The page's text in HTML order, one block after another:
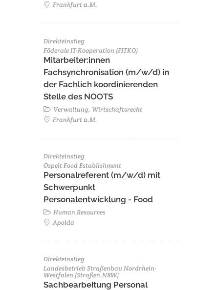
Frankfurt a.M.
Direkteinstieg
Föderale IT-Kooperation (FITKO)
Mitarbeiter:innen
Fachsynchronisation (m/w/d) in
der Fachlich koordinierenden
Stelle des NOOTS
Verwaltung, Wirtschaftsrecht
Frankfurt a.M.
Direkteinstieg
Ospelt Food Establishment
Personalreferent (m/w/d) mit
Schwerpunkt
Personalentwicklung - Food
Human Resources
Apolda
Direkteinstieg
Landesbetrieb Straßenbau Nordrhein-
Westfalen (Straßen.NRW)
Sachbearbeitung Personal